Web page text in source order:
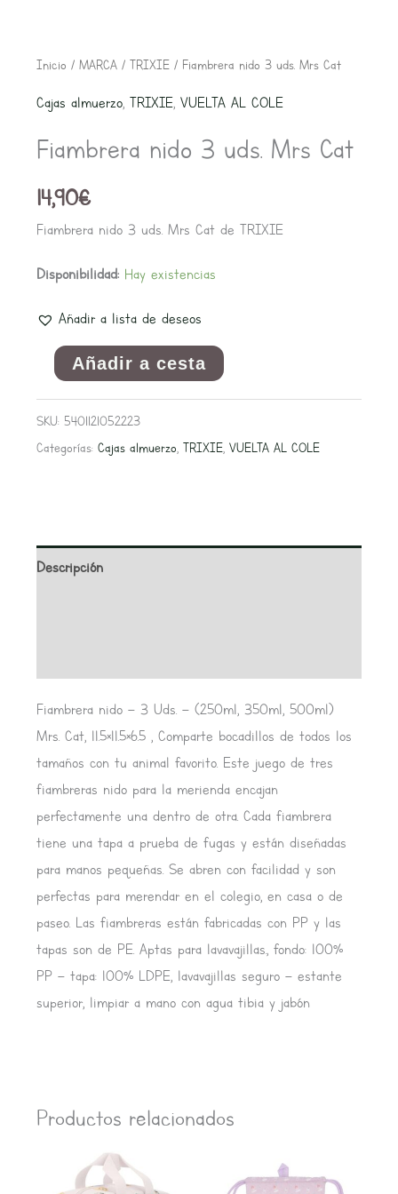
Inicio / MARCA/ TRIXIE/ Fiambrera nido 3 uds. Mrs Cat
Cajas almuerzo, TRIXIE, VUELTA AL COLE
Fiambrera nido 3 uds. Mrs Cat
14,90€
Fiambrera nido 3 uds. Mrs Cat de TRIXIE
Disponibilidad: Hay existencias
Añadir a lista de deseos
Fiambrera
uds.
Cat
cantidad
Añadir a cesta
SKU: 5401121052223
Categorías: Cajas almuerzo, TRIXIE, VUELTA AL COLE
Descripción
Fiambrera nido – 3 Uds. – (250ml, 350ml, 500ml)
Mrs. Cat, 11.5×11.5×6.5 , Comparte bocadillos de todos los
tamaños con tu animal favorito. Este juego de tres
fiambreras nido para la merienda encajan
perfectamente una dentro de otra. Cada fiambrera
tiene una tapa a prueba de fugas y están diseñadas
para manos pequeñas. Se abren con facilidad y son
perfectas para merendar en el colegio, en casa o de
paseo. Las fiambreras están fabricadas con PP y las
tapas son de PE. Aptas para lavavajillas., fondo: 100%
PP – tapa: 100% LDPE, lavavajillas seguro – estante
superior, limpiar a mano con agua tibia y jabón
Productos relacionados